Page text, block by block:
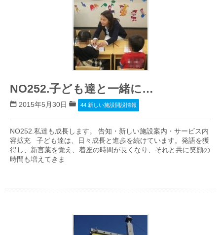
NO252.子ども達と一緒に…
2015年5月30日 44.新しい施設開設情報
NO252.私達も成長します。 告知・新しい施設案内・サービス内
容拡充 子ども達は、日々成長と進歩を続けています。発語を獲
得し、新言葉を覚え、着座の時間が長くなり、それと共に笑顔の
時間も増えてきま